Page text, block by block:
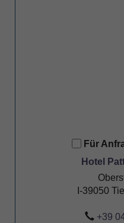
Für
Hotel
I-39050
+39